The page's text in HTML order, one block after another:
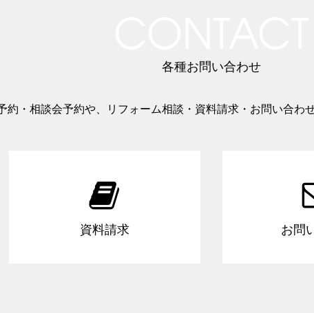
各種お問い合わせ
約・相談会予約や、リフォーム相談・資料請求・お問い合わ

資料請求 お問